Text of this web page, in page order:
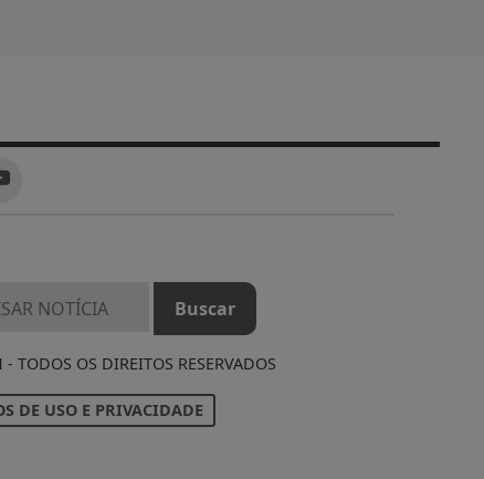
- TODOS OS DIREITOS RESERVADOS
DE USO E PRIVACIDADE